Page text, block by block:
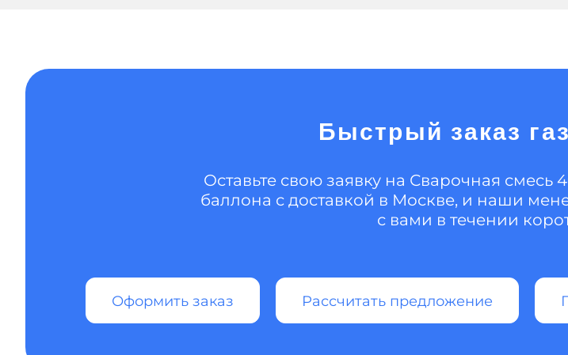
Быстрый заказ
Оставьте свою заявку на Сварочная смесь
баллона с доставкой в Москве, и наши
с вами в течении
Оформить заказ Рассчитать предложение